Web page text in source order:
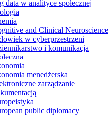
data w analityce społecznej
and Clinical Neuroscience
w cyberprzestrzeni
i komunikacja
menedżerska
zarządzanie
public diplomacy